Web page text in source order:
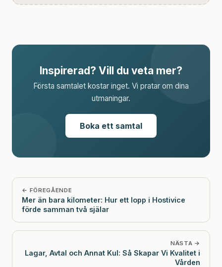
Inspirerad? Vill du veta mer?
Första samtalet kostar inget. Vi pratar om dina
utmaningar.
Boka ett samtal
← FÖREGÅENDE
Mer än bara kilometer: Hur ett lopp i Hostivice
förde samman två själar
NÄSTA →
Lagar, Avtal och Annat Kul: Så Skapar Vi Kvalitet i
Vården